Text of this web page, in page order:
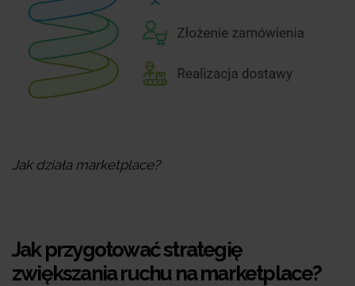
Jak działa marketplace?
Jak przygotować strategię
zwiększania ruchu na marketplace?